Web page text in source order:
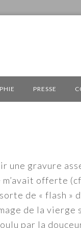
PRESSE
une gravure
m’avait offerte
sorte de « flash
de la vierge
par la